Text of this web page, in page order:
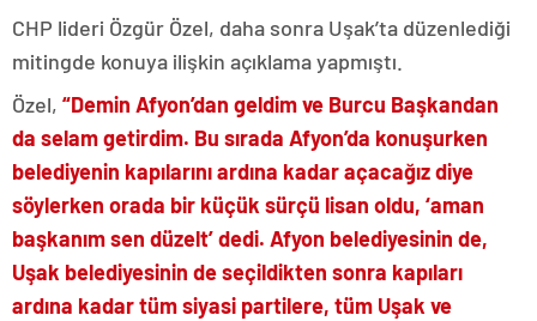
CHP lideri Özgür Özel, daha sonra Uşak’ta düzenlediği
mitingde konuya ilişkin açıklama yapmıştı.
Özel, “Demin Afyon’dan geldim ve Burcu Başkandan
da selam getirdim. Bu sırada Afyon’da konuşurken
belediyenin kapılarını ardına kadar açacağız diye
söylerken orada bir küçük sürçü lisan oldu, ‘aman
başkanım sen düzelt’ dedi. Afyon belediyesinin de,
Uşak belediyesinin de seçildikten sonra kapıları
ardına kadar tüm siyasi partilere, tüm Uşak ve